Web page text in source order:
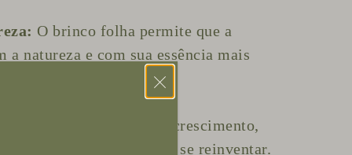
receber dentro de um prazo menor, poderemos
dependendo da nossa agenda do período.
Por gentileza, entre em contato para conferir a
disponibilidade antes de realizar seu pedido
entendemos que se foi finalizado você está
O brinco folha permite que a
a natureza e com sua essência mais
a renovação e o crescimento,
buscar novos desafios e a se reinventar.